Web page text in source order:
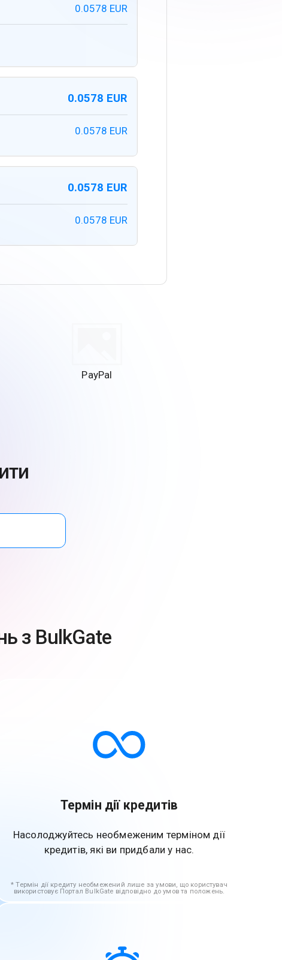
0.0578 EUR
0.0578 EUR
0.0578 EUR
0.0578 EUR
0.0578 EUR
PayPal
з BulkGate
Термін дії кредитів
Насолоджуйтесь необмеженим терміном дії
кредитів, які ви придбали у нас.
Термін дії кредиту необмежений лише за умови, що користувач
використовує Портал BulkGate відповідно до умов та положень.